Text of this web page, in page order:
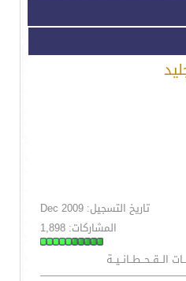
تاريخ التسجيل: Dec 2009
المشاركات: 1,898
الــقــحــطــانــيــة